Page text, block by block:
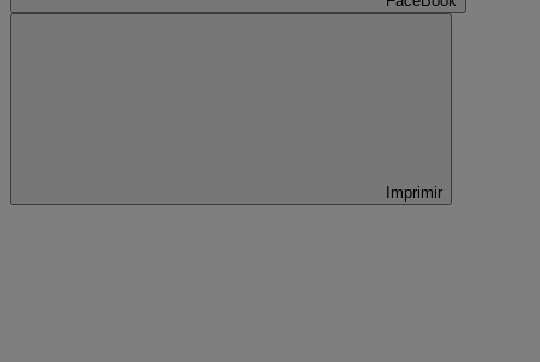
Imprimir